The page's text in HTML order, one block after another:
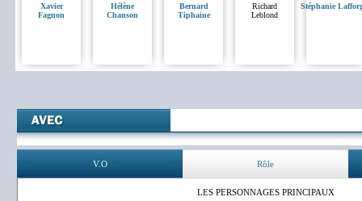
Xavier
Fagnon
Hélène
Chanson
Bernard
Tiphaine
Richard
Leblond
Stéphanie
V.O Rôle
LES PERSONNAGES PRINCIPAUX